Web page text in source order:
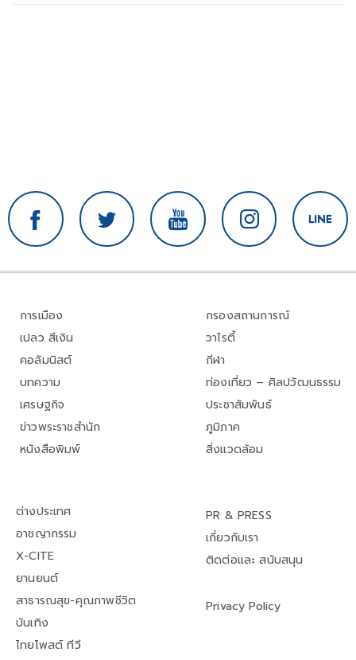
การเมือง
เปลว สีเงิน
คอลัมนิสต์
บทความ
เศรษฐกิจ
ข่าวพระราชสำนัก
หนังสือพิมพ์
กรองสถานการณ์
วาไรตี้
กีฬา
ท่องเที่ยว – ศิลปวัฒนธรรม
ประชาสัมพันธ์
ภูมิภาค
สิ่งแวดล้อม
ต่างประเทศ
อาชญากรรม
X-CITE
ยานยนต์
สาธารณสุข-คุณภาพชีวิต
บันเทิง
ไทยโพสต์ ทีวี
PR & PRESS
เกี่ยวกับเรา
ติดต่อและ สนับสนุน
Privacy Policy